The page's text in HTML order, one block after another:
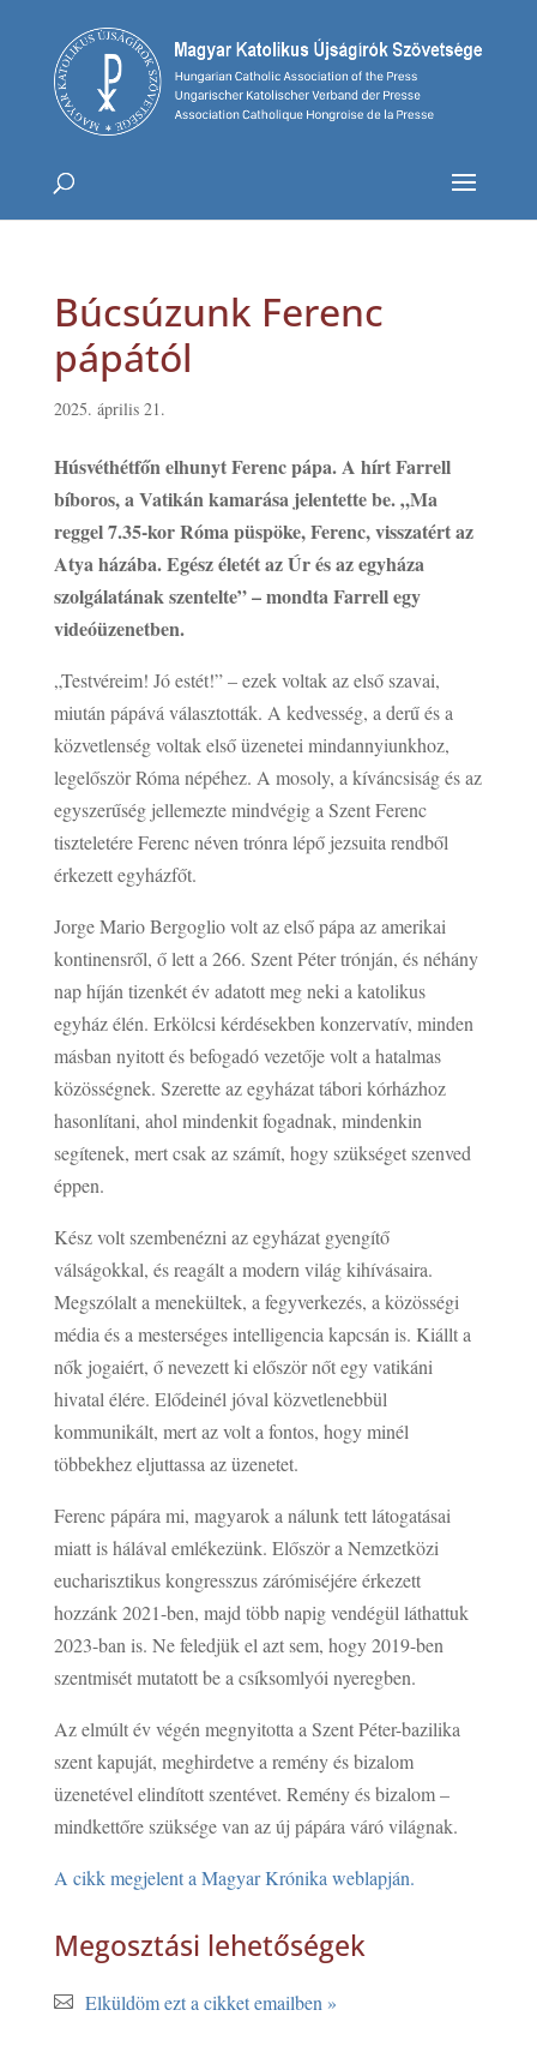
Búcsúzunk Ferenc
pápától
2025. április 21.
Húsvéthétfőn elhunyt Ferenc pápa. A hírt Farrell
bíboros, a Vatikán kamarása jelentette be. „Ma
reggel 7.35-kor Róma püspöke, Ferenc, visszatért az
Atya házába. Egész életét az Úr és az egyháza
szolgálatának szentelte” – mondta Farrell egy
videóüzenetben.
„Testvéreim! Jó estét!” – ezek voltak az első szavai,
miután pápává választották. A kedvesség, a derű és a
közvetlenség voltak első üzenetei mindannyiunkhoz,
legelőször Róma népéhez. A mosoly, a kíváncsiság és az
egyszerűség jellemezte mindvégig a Szent Ferenc
tiszteletére Ferenc néven trónra lépő jezsuita rendből
érkezett egyházfőt.
Jorge Mario Bergoglio volt az első pápa az amerikai
kontinensről, ő lett a 266. Szent Péter trónján, és néhány
nap híján tizenkét év adatott meg neki a katolikus
egyház élén. Erkölcsi kérdésekben konzervatív, minden
másban nyitott és befogadó vezetője volt a hatalmas
közösségnek. Szerette az egyházat tábori kórházhoz
hasonlítani, ahol mindenkit fogadnak, mindenkin
segítenek, mert csak az számít, hogy szükséget szenved
éppen.
Kész volt szembenézni az egyházat gyengítő
válságokkal, és reagált a modern világ kihívásaira.
Megszólalt a menekültek, a fegyverkezés, a közösségi
média és a mesterséges intelligencia kapcsán is. Kiállt a
nők jogaiért, ő nevezett ki először nőt egy vatikáni
hivatal élére. Elődeinél jóval közvetlenebbül
kommunikált, mert az volt a fontos, hogy minél
többekhez eljuttassa az üzenetet.
Ferenc pápára mi, magyarok a nálunk tett látogatásai
miatt is hálával emlékezünk. Először a Nemzetközi
eucharisztikus kongresszus zárómiséjére érkezett
hozzánk 2021-ben, majd több napig vendégül láthattuk
2023-ban is. Ne feledjük el azt sem, hogy 2019-ben
szentmisét mutatott be a csíksomlyói nyeregben.
Az elmúlt év végén megnyitotta a Szent Péter-bazilika
szent kapuját, meghirdetve a remény és bizalom
üzenetével elindított szentévet. Remény és bizalom –
mindkettőre szüksége van az új pápára váró világnak.
A cikk megjelent a Magyar Krónika weblapján.
Megosztási lehetőségek
Elküldöm ezt a cikket emailben »